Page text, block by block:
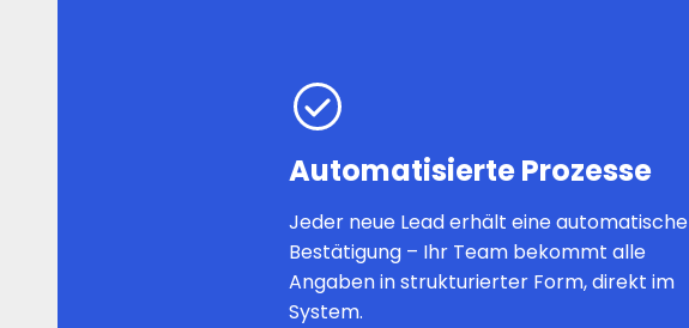
Automatisierte Prozesse
Jeder neue Lead erhält eine automatische
Bestätigung – Ihr Team bekommt alle
Angaben in strukturierter Form, direkt im
System.